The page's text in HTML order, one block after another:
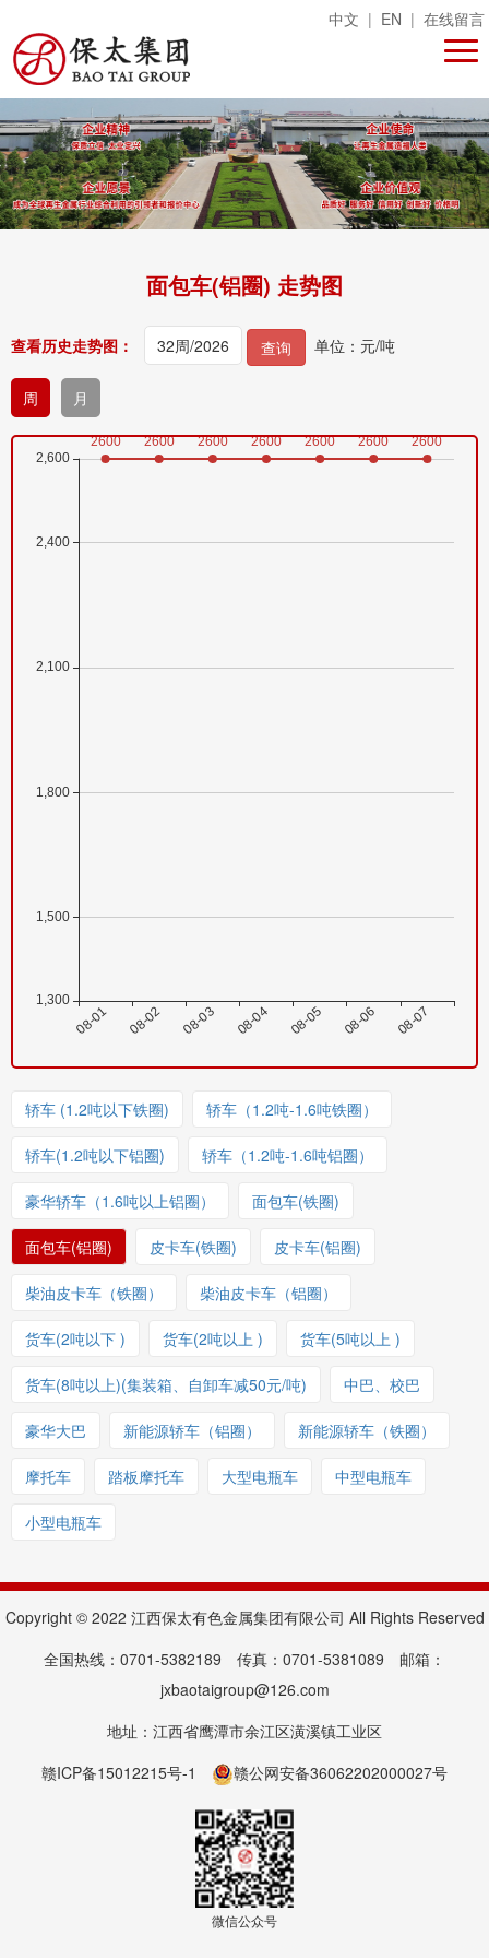
中文 | EN | 在线留言
面包车(铝圈) 走势图
查看历史走势图： 查询 单位：元/吨
周 月
轿车 (1.2吨以下铁圈) 轿车（1.2吨-1.6吨铁圈）
轿车(1.2吨以下铝圈) 轿车（1.2吨-1.6吨铝圈）
豪华轿车（1.6吨以上铝圈） 面包车(铁圈)
面包车(铝圈) 皮卡车(铁圈) 皮卡车(铝圈)
柴油皮卡车（铁圈） 柴油皮卡车（铝圈）
货车(2吨以下 ) 货车(2吨以上 ) 货车(5吨以上 )
货车(8吨以上)(集装箱、自卸车减50元/吨) 中巴、校巴
豪华大巴 新能源轿车（铝圈） 新能源轿车（铁圈）
摩托车 踏板摩托车 大型电瓶车 中型电瓶车
小型电瓶车
Copyright © 2022 江西保太有色金属集团有限公司 All Rights Reserved
全国热线：0701-5382189 传真：0701-5381089 邮箱：
jxbaotaigroup@126.com
地址：江西省鹰潭市余江区潢溪镇工业区
赣ICP备15012215号-1
赣公网安备36062202000027号
微信公众号